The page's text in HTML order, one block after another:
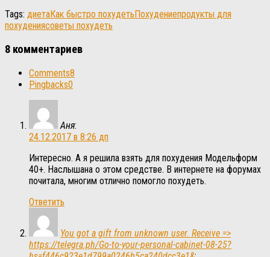
Tags: диетаКак быстро похудеть Похудениепродукты для
похудениясоветы похудеть
8 комментариев
Comments8
Pingbacks0
Аня:
24.12.2017 в 8:26 дп
Интересно. А я решила взять для похудения Модельформ
40+. Наслышана о этом средстве. В интернете на форумах
почитала, многим отлично помогло похудеть.
Ответить
You got a gift from unknown user. Receive =>
https://telegra.ph/Go-to-your-personal-cabinet-08-25?